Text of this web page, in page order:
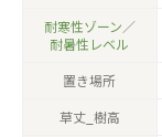
耐寒性ゾーン／
耐暑性レベル
置き場所
草丈_樹高